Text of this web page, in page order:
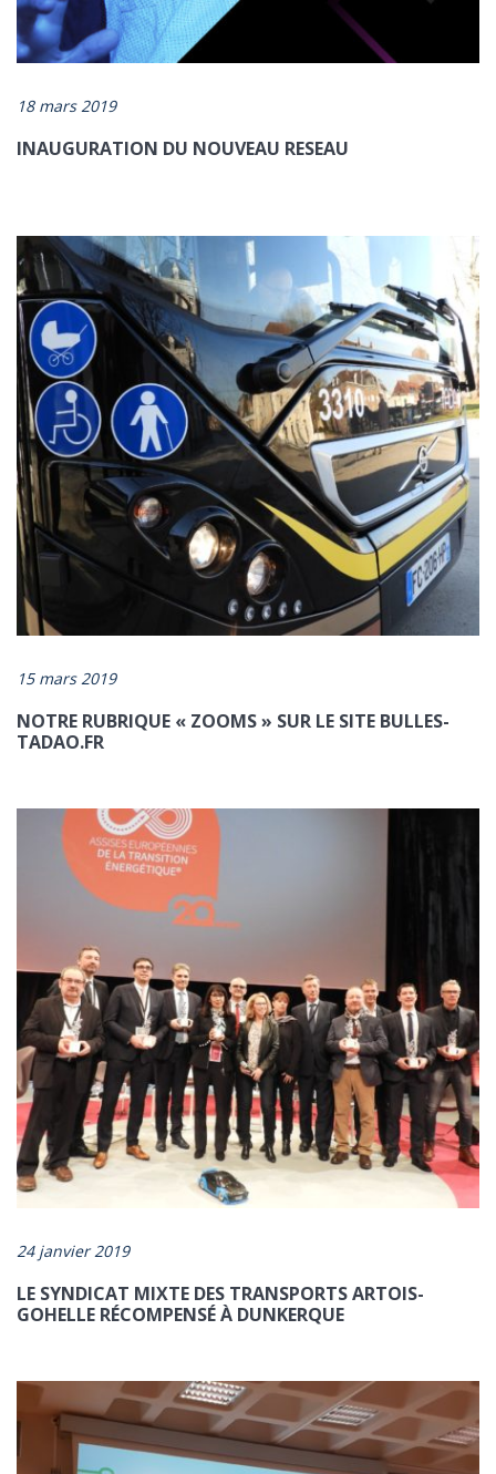
18 mars 2019
INAUGURATION DU NOUVEAU RESEAU
15 mars 2019
NOTRE RUBRIQUE « ZOOMS » SUR LE SITE BULLES-
TADAO.FR
24 janvier 2019
LE SYNDICAT MIXTE DES TRANSPORTS ARTOIS-
GOHELLE RÉCOMPENSÉ À DUNKERQUE